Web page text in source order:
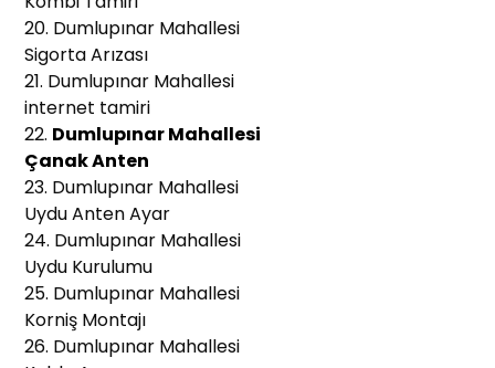
20. Dumlupınar Mahallesi
Sigorta Arızası
21. Dumlupınar Mahallesi
internet tamiri
22. Dumlupınar Mahallesi
Çanak Anten
23. Dumlupınar Mahallesi
Uydu Anten Ayar
24. Dumlupınar Mahallesi
Uydu Kurulumu
25. Dumlupınar Mahallesi
Korniş Montajı
26. Dumlupınar Mahallesi